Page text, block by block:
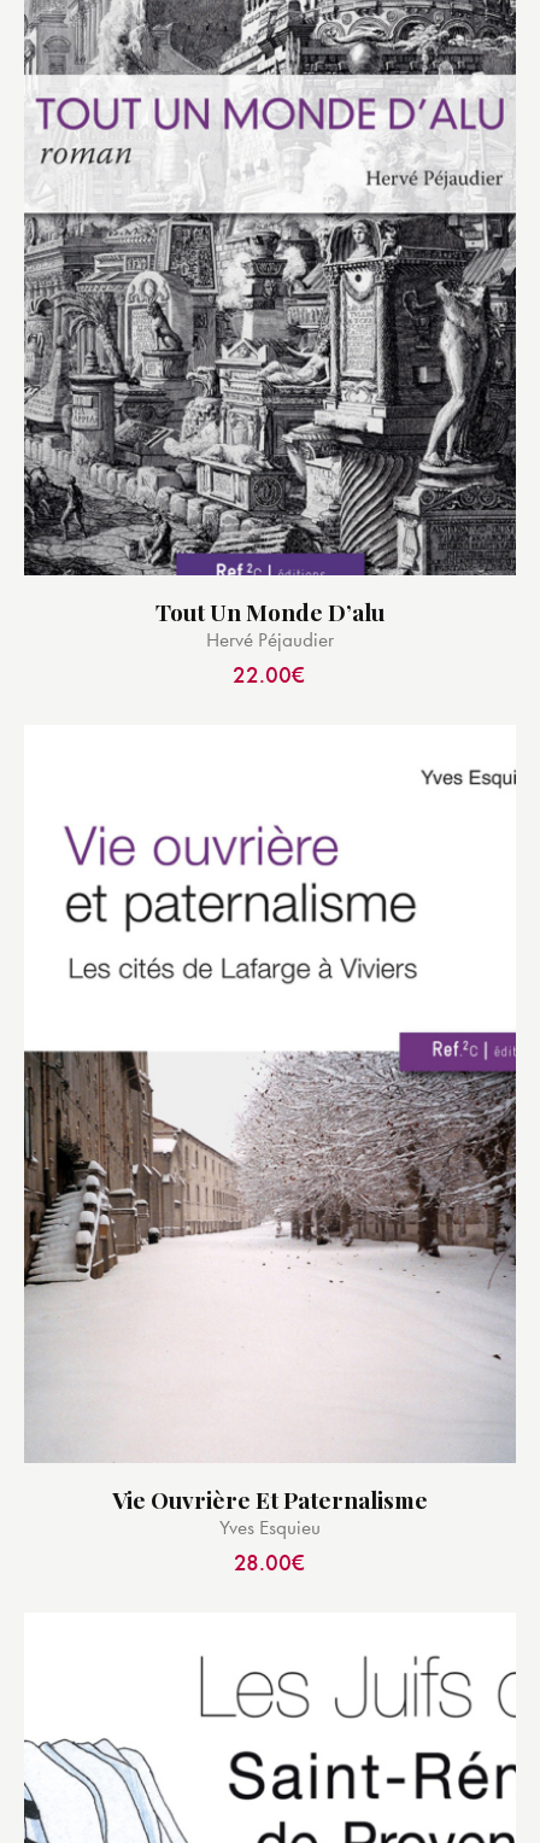
Tout Un Monde D’alu
Hervé Péjaudier
22.00€
Vie Ouvrière Et Paternalisme
Yves Esquieu
28.00€